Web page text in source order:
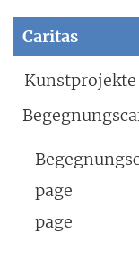
Caritas
Kunstprojekte
page
page